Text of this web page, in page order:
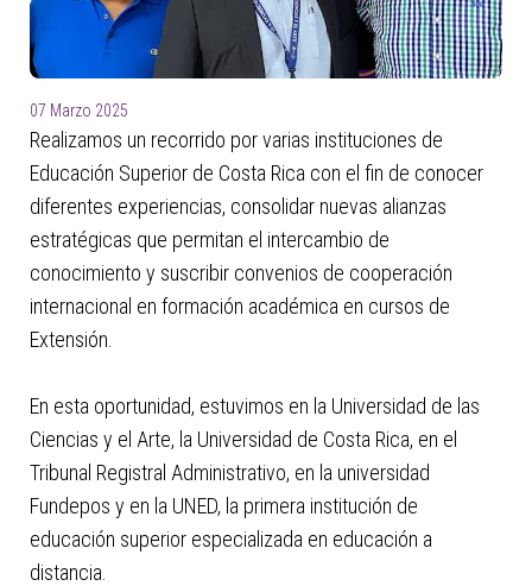
pantalla
para
ayudarle
navegar
interactuar
contenido.
07 Marzo 2025
Realizamos un recorrido por varias instituciones de
Educación Superior de Costa Rica con el fin de conocer
diferentes experiencias, consolidar nuevas alianzas
estratégicas que permitan el intercambio de
conocimiento y suscribir convenios de cooperación
internacional en formación académica en cursos de
Extensión.
En esta oportunidad, estuvimos en la Universidad de las
Ciencias y el Arte, la Universidad de Costa Rica, en el
Tribunal Registral Administrativo, en la universidad
Fundepos y en la UNED, la primera institución de
educación superior especializada en educación a
distancia.